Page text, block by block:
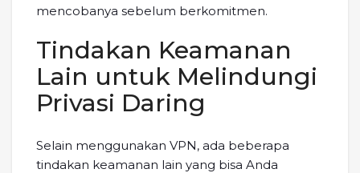
mencobanya sebelum berkomitmen.
Tindakan Keamanan
Lain untuk Melindungi
Privasi Daring
Selain menggunakan VPN, ada beberapa
tindakan keamanan lain yang bisa Anda